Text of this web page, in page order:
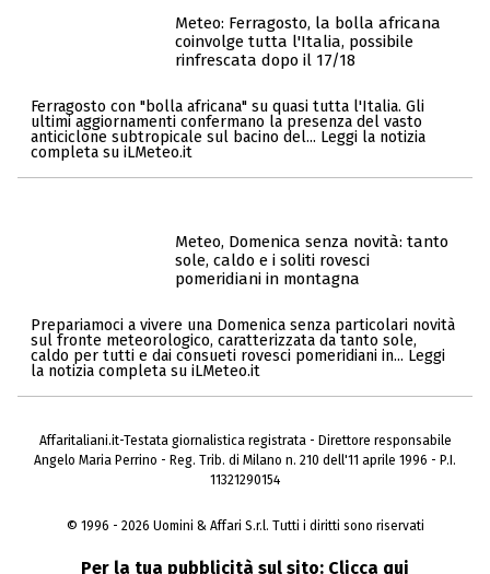
Meteo: Ferragosto, la bolla africana
coinvolge tutta l'Italia, possibile
rinfrescata dopo il 17/18
Ferragosto con "bolla africana" su quasi tutta l'Italia. Gli
ultimi aggiornamenti confermano la presenza del vasto
anticiclone subtropicale sul bacino del... Leggi la notizia
completa su iLMeteo.it
Meteo, Domenica senza novità: tanto
sole, caldo e i soliti rovesci
pomeridiani in montagna
Prepariamoci a vivere una Domenica senza particolari novità
sul fronte meteorologico, caratterizzata da tanto sole,
caldo per tutti e dai consueti rovesci pomeridiani in... Leggi
la notizia completa su iLMeteo.it
Affaritaliani.it-Testata giornalistica registrata - Direttore responsabile
Angelo Maria Perrino - Reg. Trib. di Milano n. 210 dell'11 aprile 1996 - P.I.
11321290154
© 1996 - 2026 Uomini & Affari S.r.l. Tutti i diritti sono riservati
Per la tua pubblicità sul sito: Clicca qui